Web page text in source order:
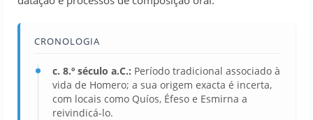
CRONOLOGIA
c. 8.º século a.C.: Período tradicional associado à
vida de Homero; a sua origem exacta é incerta,
com locais como Quíos, Éfeso e Esmirna a
reivindicá‑lo.